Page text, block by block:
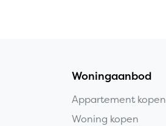
Woningaanbod
Appartement kopen
Woning kopen